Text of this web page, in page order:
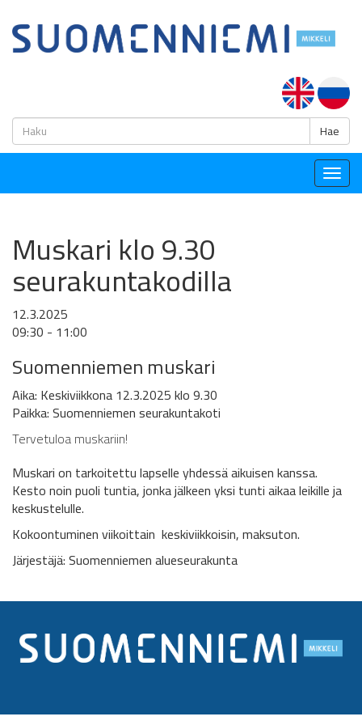
Hae
Muskari klo 9.30
seurakuntakodilla
12.3.2025
09:30 - 11:00
Suomenniemen muskari
Aika: Keskiviikkona 12.3.2025 klo 9.30
Paikka:Suomenniemen seurakuntakoti
Tervetuloa muskariin!
Muskari on tarkoitettu lapselle yhdessä aikuisen kanssa.
Kesto noin puoli tuntia, jonka jälkeen yksi tunti aikaa leikille ja
keskustelulle.
Kokoontuminen viikoittain keskiviikkoisin, maksuton.
Järjestäjä: Suomenniemen alueseurakunta